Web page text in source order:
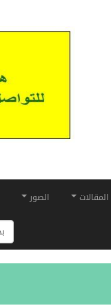
المقالات الصور